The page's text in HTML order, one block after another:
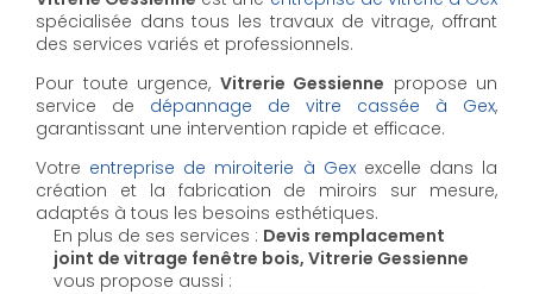
spécialisée dans tous les travaux de vitrage, offrant
des services variés et professionnels.
Pour toute urgence, Vitrerie Gessienne propose un
service de dépannage de vitre cassée à Gex,
garantissant une intervention rapide et efficace.
Votre entreprise de miroiterie à Gexexcelle dans la
création et la fabrication de miroirs sur mesure,
adaptés à tous les besoins esthétiques.
En plus de ses services : Devis remplacement
joint de vitrage fenêtre bois, Vitrerie Gessienne
vous propose aussi :